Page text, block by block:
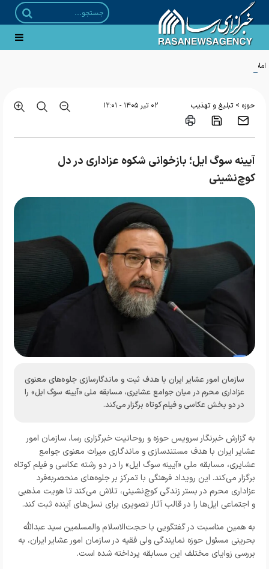
امام شهید؛ از اشراف بر نیازهای فلسفی جامعه تا تأکید بر فلسفه کودکان
حوزه > تبلیغ و تهذیب ۰۲ تير ۱۴۰۵ - ۱۲:۰۱
آیینه سوگ ایل؛ بازخوانی شکوه عزاداری در دل
کوچ‌نشینی
سازمان امور عشایر ایران با هدف ثبت و ماندگارسازی جلوه‌های معنوی
عزاداری محرم در میان جوامع عشایری، مسابقه ملی «آیینه سوگ ایل» را
در دو بخش عکاسی و فیلم کوتاه برگزار می‌کند.
به گزارش خبرنگار سرویس حوزه و روحانیت خبرگزاری رسا، سازمان امور
عشایر ایران با هدف مستندسازی و ماندگاری میراث معنوی جوامع
عشایری، مسابقه ملی «آیینه سوگ ایل» را در دو رشته عکاسی و فیلم کوتاه
برگزار می‌کند. این رویداد فرهنگی با تمرکز بر جلوه‌های منحصربه‌فرد
عزاداری محرم در بستر زندگی کوچ‌نشینی، تلاش می‌کند تا هویت مذهبی
و اجتماعی ایل‌ها را در قالب آثار تصویری برای نسل‌های آینده ثبت کند.
به همین مناسبت در گفتگویی با حجت‌الاسلام والمسلمین سید عبدالله
بحرینی مسئول حوزه نمایندگی ولی فقیه در سازمان امور عشایر ایران، به
بررسی زوایای مختلف این مسابقه پرداخته شده است.